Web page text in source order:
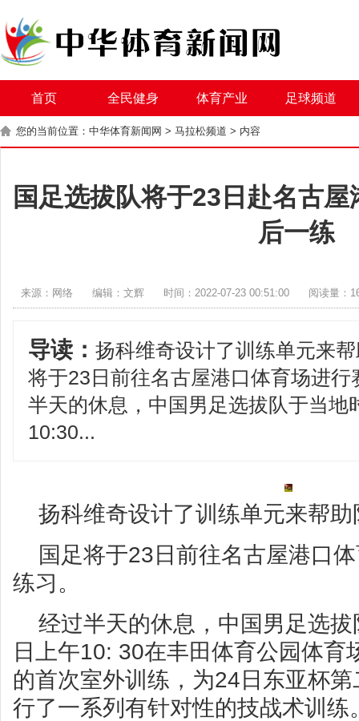
首页 全民健身 体育产业 足球频道
您的当前位置： 中华体育新闻网 > 马拉松频道 > 内容
国足选拔队将于23日赴名古
后一练
来源：网络 编辑：文辉 时间：2022-07-23 00:51:00 阅读量：
导读： 扬科维奇设计了训练单元来
将于23日前往名古屋港口体育场进
半天的休息，中国男足选拔队于当地
10:30...
扬科维奇设计了训练单元来帮
国足将于23日前往名古屋港口
练习。
经过半天的休息，中国男足选
日上午10: 30在丰田体育公园体育
的首次室外训练，为24日东亚杯
行了一系列有针对性的技战术训练